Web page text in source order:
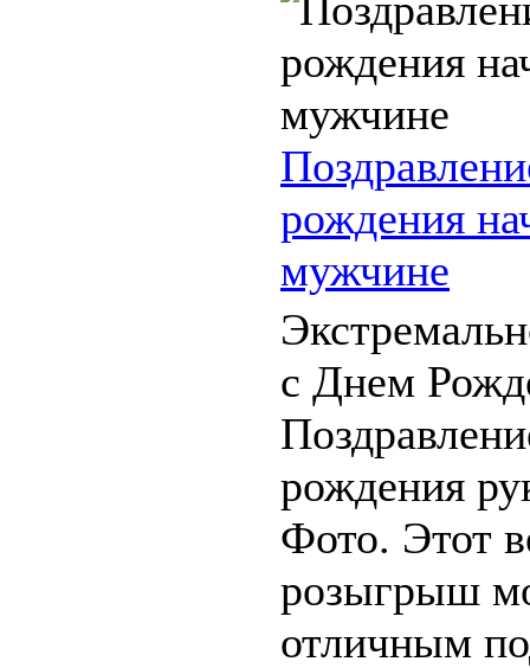
рождения
мужчине
с Днем
рождения
Фото. Этот
розыгрыш
отличным